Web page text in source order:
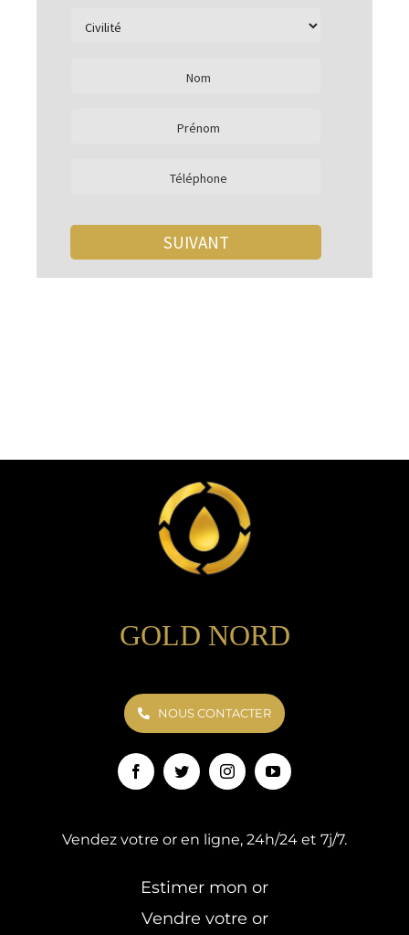
GOLD NORD
NOUS CONTACTER
Vendez votre or en ligne, 24h/24 et 7j/7.
Estimer mon or
Vendre votre or